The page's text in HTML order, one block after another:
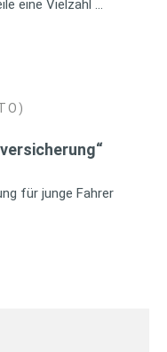
eine Vielzahl …
für junge Fahrer